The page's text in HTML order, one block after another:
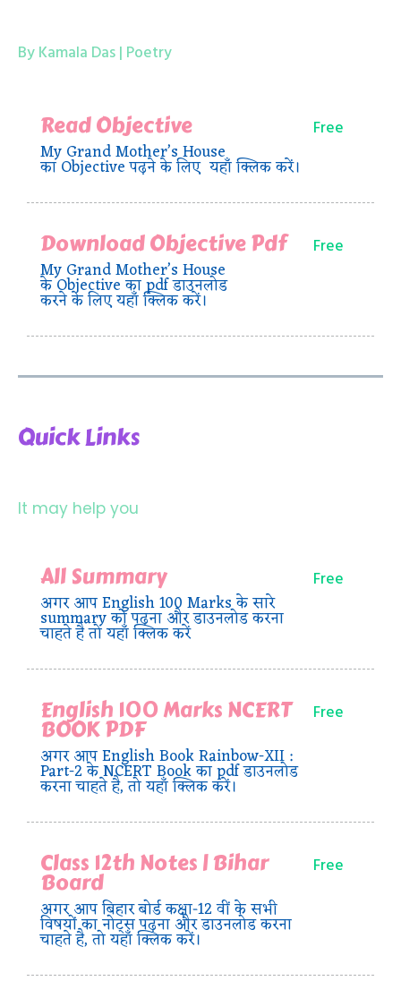
By Kamala Das | Poetry
Read Objective
My Grand Mother’s House
का Objective पढ़ने के लिए यहाँ क्लिक करें।
Free
Download Objective Pdf
My Grand Mother’s House
के Objective का pdf डाउनलोड
करने के लिए यहाँ क्लिक करें।
Free
Quick Links
It may help you
All Summary
अगर आप English 100 Marks के सारे
summary को पढ़ना और डाउनलोड करना
चाहते है तो यहाँ क्लिक करें
Free
English 100 Marks NCERT
BOOK PDF
अगर आप English Book Rainbow-XII :
Part-2 के NCERT Book का pdf डाउनलोड
करना चाहते है, तो यहाँ क्लिक करें।
Free
Class 12th Notes | Bihar
Board
अगर आप बिहार बोर्ड कक्षा-12 वीं के सभी
विषयों का नोट्स पढ़ना और डाउनलोड करना
चाहते है, तो यहाँ क्लिक करें।
Free